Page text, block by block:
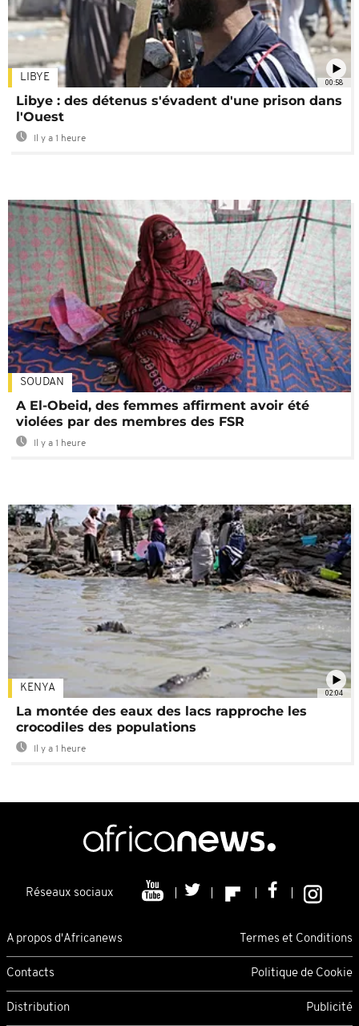
00:58
LIBYE
Libye : des détenus s'évadent d'une prison dans
l'Ouest
Il y a 1 heure
SOUDAN
A El-Obeid, des femmes affirment avoir été
violées par des membres des FSR
Il y a 1 heure
02:04
KENYA
La montée des eaux des lacs rapproche les
crocodiles des populations
Il y a 1 heure
Réseaux sociaux
A propos d'Africanews Termes et Conditions
Contacts Politique de Cookie
Distribution Publicité